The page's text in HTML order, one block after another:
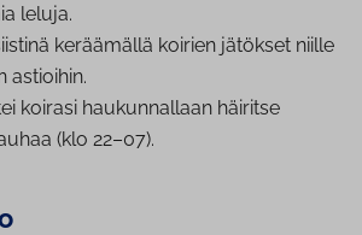
leluja.
keräämällä koirien jätökset niille
astioihin.
koirasi hau­kun­nal­laan häiritse
(klo 22–07).